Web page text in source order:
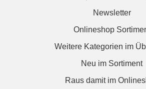
Newsletter
Onlineshop
Weitere Kategorien im
Neu im Sortiment
Raus damit im